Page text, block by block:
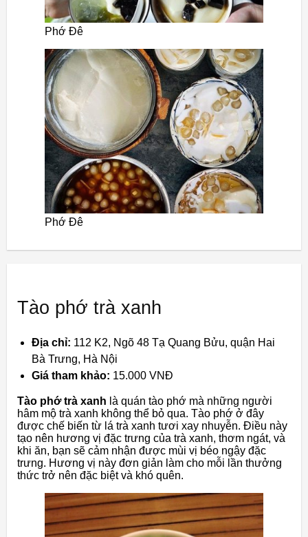
Phớ Đê
Phớ Đê
Tào phớ trà xanh
Địa chỉ: 112 K2, Ngõ 48 Tạ Quang Bửu, quận Hai
Bà Trưng, Hà Nội
Giá tham khảo: 15.000 VNĐ
Tào phớ trà xanh là quán tào phớ mà những người
hâm mộ trà xanh không thể bỏ qua. Tào phớ ở đây
được chế biến từ lá trà xanh tươi xay nhuyễn. Điều này
tạo nên hương vị đặc trưng của trà xanh, thơm ngát, và
khi ăn, bạn sẽ cảm nhận được mùi vị béo ngậy đặc
trưng. Hương vị này đơn giản làm cho mỗi lần thưởng
thức trở nên đặc biệt và khó quên.